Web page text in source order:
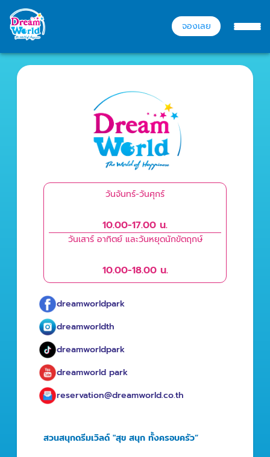
จองเลย
วันจันทร์-วันศุกร์
10.00-17.00 น.
วันเสาร์ อาทิตย์ และวันหยุดนักขัตฤกษ์
10.00-18.00 น.
dreamworldpark
dreamworldth
dreamworldpark
dreamworld park
reservation@dreamworld.co.th
สวนสนุกดรีมเวิลด์ "สุข สนุก ทั้งครอบครัว”